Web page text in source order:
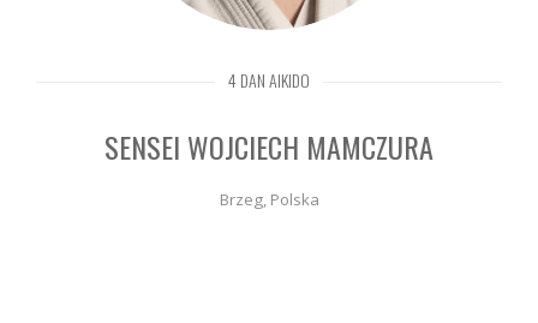
4 DAN AIKIDO
SENSEI WOJCIECH MAMCZURA
Brzeg, Polska